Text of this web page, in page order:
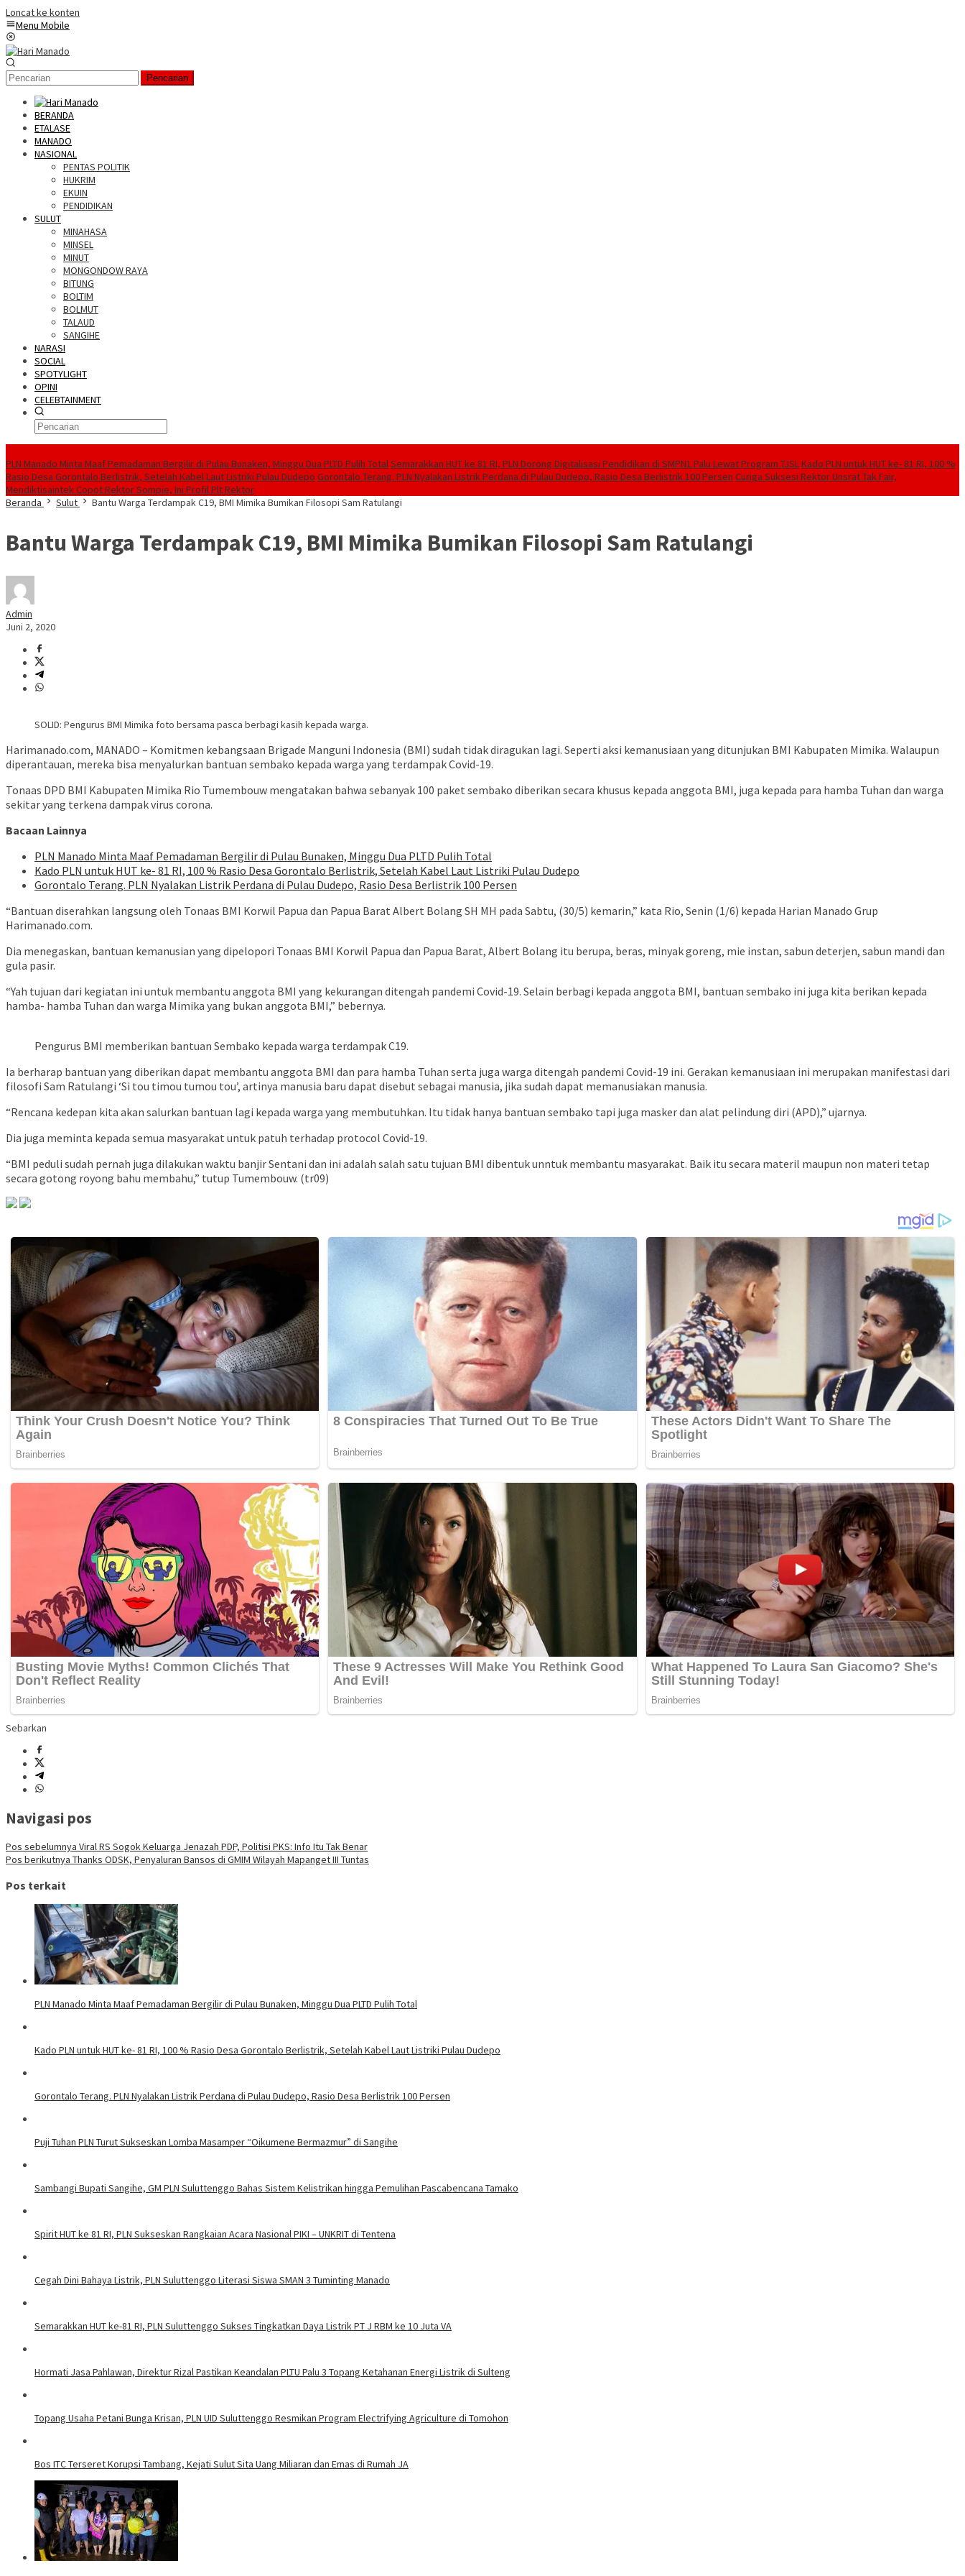
Loncat ke konten
Menu Mobile
Pencarian
BERANDA
ETALASE
MANADO
NASIONAL
PENTAS POLITIK
HUKRIM
EKUIN
PENDIDIKAN
SULUT
MINAHASA
MINSEL
MINUT
MONGONDOW RAYA
BITUNG
BOLTIM
BOLMUT
TALAUD
SANGIHE
NARASI
SOCIAL
SPOTYLIGHT
OPINI
CELEBTAINMENT
PLN Manado Minta Maaf Pemadaman Bergilir di Pulau Bunaken, Minggu Dua PLTD Pulih TotalSemarakkan HUT ke 81 RI, PLN Dorong Digitalisasi Pendidikan di SMPN1 Palu Lewat Program TJSLKado PLN untuk HUT ke- 81 RI, 100 %
Rasio Desa Gorontalo Berlistrik, Setelah Kabel Laut Listriki Pulau Dudepo Gorontalo Terang. PLN Nyalakan Listrik Perdana di Pulau Dudepo, Rasio Desa Berlistrik 100 Persen Curiga Suksesi Rektor Unsrat Tak Fair,
Mendiktisaintek Copot Rektor Sompie, Ini Profil Plt Rektor
Beranda
Sulut Bantu Warga Terdampak C19, BMI Mimika Bumikan Filosopi Sam Ratulangi
Bantu Warga Terdampak C19, BMI Mimika Bumikan Filosopi Sam Ratulangi
Admin
Juni 2, 2020
SOLID: Pengurus BMI Mimika foto bersama pasca berbagi kasih kepada warga.
Harimanado.com, MANADO – Komitmen kebangsaan Brigade Manguni Indonesia (BMI) sudah tidak diragukan lagi. Seperti aksi kemanusiaan yang ditunjukan BMI Kabupaten Mimika. Walaupun
diperantauan, mereka bisa menyalurkan bantuan sembako kepada warga yang terdampak Covid-19.
Tonaas DPD BMI Kabupaten Mimika Rio Tumembouw mengatakan bahwa sebanyak 100 paket sembako diberikan secara khusus kepada anggota BMI, juga kepada para hamba Tuhan dan warga
sekitar yang terkena dampak virus corona.
Bacaan Lainnya
PLN Manado Minta Maaf Pemadaman Bergilir di Pulau Bunaken, Minggu Dua PLTD Pulih Total
Kado PLN untuk HUT ke- 81 RI, 100 % Rasio Desa Gorontalo Berlistrik, Setelah Kabel Laut Listriki Pulau Dudepo
Gorontalo Terang. PLN Nyalakan Listrik Perdana di Pulau Dudepo, Rasio Desa Berlistrik 100 Persen
“Bantuan diserahkan langsung oleh Tonaas BMI Korwil Papua dan Papua Barat Albert Bolang SH MH pada Sabtu, (30/5) kemarin,” kata Rio, Senin (1/6) kepada Harian Manado Grup
Harimanado.com.
Dia menegaskan, bantuan kemanusian yang dipelopori Tonaas BMI Korwil Papua dan Papua Barat, Albert Bolang itu berupa, beras, minyak goreng, mie instan, sabun deterjen, sabun mandi dan
gula pasir.
“Yah tujuan dari kegiatan ini untuk membantu anggota BMI yang kekurangan ditengah pandemi Covid-19. Selain berbagi kepada anggota BMI, bantuan sembako ini juga kita berikan kepada
hamba- hamba Tuhan dan warga Mimika yang bukan anggota BMI,” bebernya.
Pengurus BMI memberikan bantuan Sembako kepada warga terdampak C19.
Ia berharap bantuan yang diberikan dapat membantu anggota BMI dan para hamba Tuhan serta juga warga ditengah pandemi Covid-19 ini. Gerakan kemanusiaan ini merupakan manifestasi dari
filosofi Sam Ratulangi ‘Si tou timou tumou tou’, artinya manusia baru dapat disebut sebagai manusia, jika sudah dapat memanusiakan manusia.
“Rencana kedepan kita akan salurkan bantuan lagi kepada warga yang membutuhkan. Itu tidak hanya bantuan sembako tapi juga masker dan alat pelindung diri (APD),” ujarnya.
Dia juga meminta kepada semua masyarakat untuk patuh terhadap protocol Covid-19.
“BMI peduli sudah pernah juga dilakukan waktu banjir Sentani dan ini adalah salah satu tujuan BMI dibentuk unntuk membantu masyarakat. Baik itu secara materil maupun non materi tetap
secara gotong royong bahu membahu,” tutup Tumembouw. (tr09)
Sebarkan
Navigasi pos
Pos sebelumnya Viral RS Sogok Keluarga Jenazah PDP, Politisi PKS: Info Itu Tak Benar
Pos berikutnya Thanks ODSK, Penyaluran Bansos di GMIM Wilayah Mapanget III Tuntas
Pos terkait
PLN Manado Minta Maaf Pemadaman Bergilir di Pulau Bunaken, Minggu Dua PLTD Pulih Total
Kado PLN untuk HUT ke- 81 RI, 100 % Rasio Desa Gorontalo Berlistrik, Setelah Kabel Laut Listriki Pulau Dudepo
Gorontalo Terang. PLN Nyalakan Listrik Perdana di Pulau Dudepo, Rasio Desa Berlistrik 100 Persen
Puji Tuhan PLN Turut Sukseskan Lomba Masamper “Oikumene Bermazmur” di Sangihe
Sambangi Bupati Sangihe, GM PLN Suluttenggo Bahas Sistem Kelistrikan hingga Pemulihan Pascabencana Tamako
Spirit HUT ke 81 RI, PLN Sukseskan Rangkaian Acara Nasional PIKI – UNKRIT di Tentena
Cegah Dini Bahaya Listrik, PLN Suluttenggo Literasi Siswa SMAN 3 Tuminting Manado
Semarakkan HUT ke-81 RI, PLN Suluttenggo Sukses Tingkatkan Daya Listrik PT J RBM ke 10 Juta VA
Hormati Jasa Pahlawan, Direktur Rizal Pastikan Keandalan PLTU Palu 3 Topang Ketahanan Energi Listrik di Sulteng
Topang Usaha Petani Bunga Krisan, PLN UID Suluttenggo Resmikan Program Electrifying Agriculture di Tomohon
Bos ITC Terseret Korupsi Tambang, Kejati Sulut Sita Uang Miliaran dan Emas di Rumah JA